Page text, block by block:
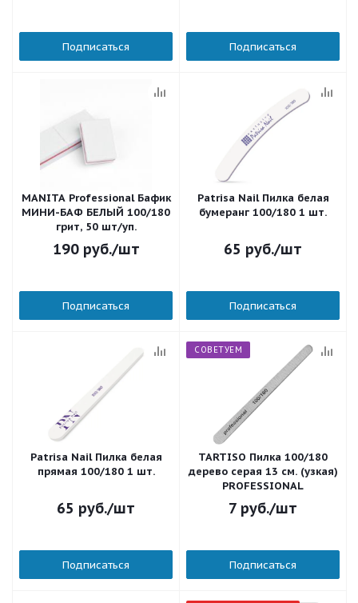
Подписаться Подписаться
MANITA Professional Бафик
МИНИ-БАФ БЕЛЫЙ 100/180
грит, 50 шт/уп.
190руб./шт
Подписаться
Patrisa Nail Пилка белая
бумеранг 100/180 1 шт.
65 руб./шт
Подписаться
Patrisa Nail Пилка белая
прямая 100/180 1 шт.
65 руб./шт
Подписаться
СОВЕТУЕМ
TARTISO Пилка 100/180
дерево серая 13 см. (узкая)
PROFESSIONAL
7 руб./шт
Подписаться